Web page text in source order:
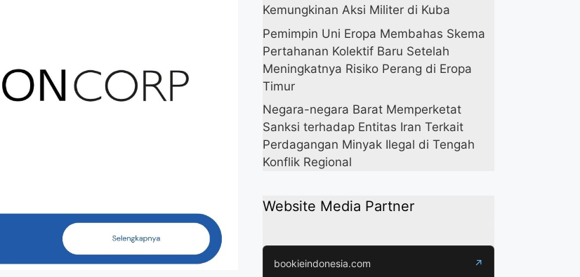
Kemungkinan Aksi Militer di Kuba
Pemimpin Uni Eropa Membahas Skema
Pertahanan Kolektif Baru Setelah
Meningkatnya Risiko Perang di Eropa
Timur
Negara-negara Barat Memperketat
Sanksi terhadap Entitas Iran Terkait
Perdagangan Minyak Ilegal di Tengah
Konflik Regional
Website Media Partner
bookieindonesia.com ↗